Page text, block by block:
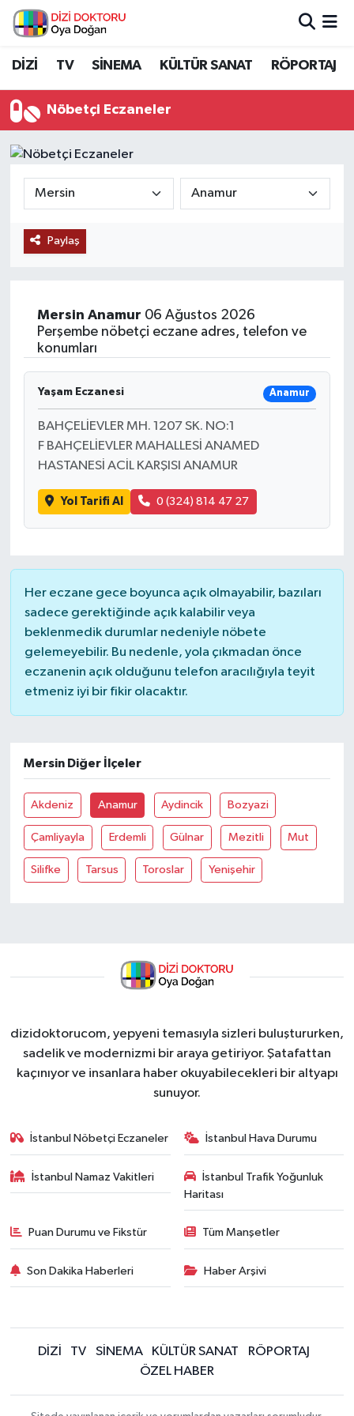
DİZİ TV SİNEMA KÜLTÜR SANAT RÖPORTAJ
Nöbetçi Eczaneler
Paylaş
Mersin Anamur 06 Ağustos 2026
Perşembe nöbetçi eczane adres, telefon ve
konumları
Yaşam Eczanesi Anamur
BAHÇELİEVLER MH. 1207 SK. NO:1
F BAHÇELİEVLER MAHALLESİ ANAMED
HASTANESİ ACİL KARŞISI ANAMUR
Yol Tarifi Al 0 (324) 814 47 27
Her eczane gece boyunca açık olmayabilir, bazıları
sadece gerektiğinde açık kalabilir veya
beklenmedik durumlar nedeniyle nöbete
gelemeyebilir. Bu nedenle, yola çıkmadan önce
eczanenin açık olduğunu telefon aracılığıyla teyit
etmeniz iyi bir fikir olacaktır.
Mersin Diğer İlçeler
Akdeniz Anamur Aydincik Bozyazi
Çamliyayla Erdemli Gülnar Mezitli Mut
Silifke Tarsus Toroslar Yenişehir
dizidoktorucom, yepyeni temasıyla sizleri buluştururken,
sadelik ve modernizmi bir araya getiriyor. Şatafattan
kaçınıyor ve insanlara haber okuyabilecekleri bir altyapı
sunuyor.
İstanbul Nöbetçi Eczaneler İstanbul Hava Durumu
İstanbul Namaz Vakitleri
İstanbul Trafik Yoğunluk
Haritası
Puan Durumu ve Fikstür Tüm Manşetler
Son Dakika Haberleri Haber Arşivi
DİZİ TV SİNEMA KÜLTÜR SANAT
RÖPORTAJ
ÖZEL HABER
İstanbul Nöbetçi Eczaneler
İstanbul Trafik Yoğunluk Haritası
Haber Arşivi